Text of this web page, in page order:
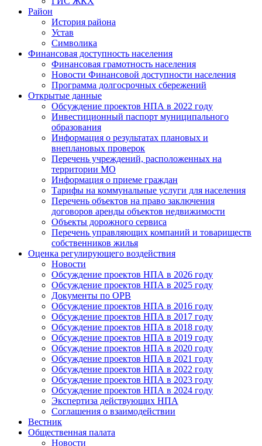
Район
История района
Устав
Символика
Финансовая доступность населения
Финансовая грамотность населения
Новости Финансовой доступности населения
Программа долгосрочных сбережений
Открытые данные
Обсуждение проектов НПА в 2022 году
Инвестиционный паспорт муниципального
образования
Информация о результатах плановых и
внеплановых проверок
Перечень учреждений, расположенных на
территории МО
Информация о приеме граждан
Тарифы на коммунальные услуги для населения
Перечень объектов на право заключения
договоров аренды объектов недвижимости
Объекты дорожного сервиса
Перечень управляющих компаний и товариществ
собственников жилья
Оценка регулирующего воздействия
Новости
Обсуждение проектов НПА в 2026 году
Обсуждение проектов НПА в 2025 году
Документы по ОРВ
Обсуждение проектов НПА в 2016 году
Обсуждение проектов НПА в 2017 году
Обсуждение проектов НПА в 2018 году
Обсуждение проектов НПА в 2019 году
Обсуждение проектов НПА в 2020 году
Обсуждение проектов НПА в 2021 году
Обсуждение проектов НПА в 2022 году
Обсуждение проектов НПА в 2023 году
Обсуждение проектов НПА в 2024 году
Экспертиза действующих НПА
Соглашения о взаимодействии
Вестник
Общественная палата
Новости